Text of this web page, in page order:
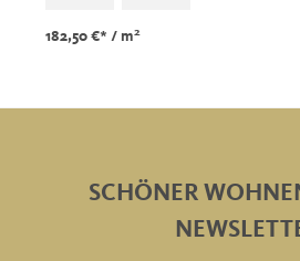
182,50 €* / m2
SCHÖNER